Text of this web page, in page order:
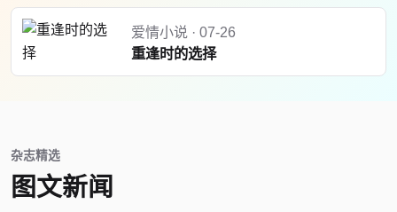
爱情小说 · 07-26
重逢时的选择
杂志精选
图文新闻